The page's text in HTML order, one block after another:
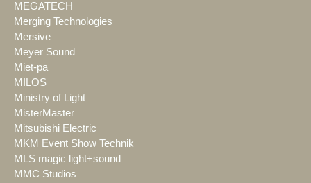
MEGATECH
Merging Technologies
Mersive
Meyer Sound
Miet-pa
MILOS
Ministry of Light
MisterMaster
Mitsubishi Electric
MKM Event Show Technik
MLS magic light+sound
MMC Studios